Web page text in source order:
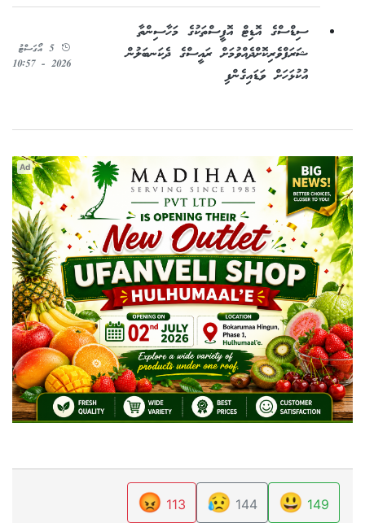
ސިޑްސްގެ އޮޑިޓް އޮފީސްތަކުގެ މަހާސިންތާ
ޝަރަފްވެރިކޮށްދެއްވުމަށް ރައީސްގެ ދެކަނބަލުން
އުކުޅަހަށް ވަޑައިގެންފި
5 އޯގަސްޓު
2026 - 10:57
Ad
149
😃
144
😥
113
😡